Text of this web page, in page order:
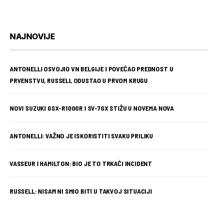
NAJNOVIJE
ANTONELLI OSVOJIO VN BELGIJE I POVEĆAO PREDNOST U
PRVENSTVU, RUSSELL ODUSTAO U PRVOM KRUGU
NOVI SUZUKI GSX-R1000R I SV-7GX STIŽU U NOVEMA NOVA
ANTONELLI: VAŽNO JE ISKORISTITI SVAKU PRILIKU
VASSEUR I HAMILTON: BIO JE TO TRKAĆI INCIDENT
RUSSELL: NISAM NI SMIO BITI U TAKVOJ SITUACIJI